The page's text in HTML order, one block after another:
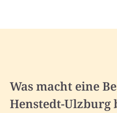
Was macht eine
Henstedt-Ulzburg